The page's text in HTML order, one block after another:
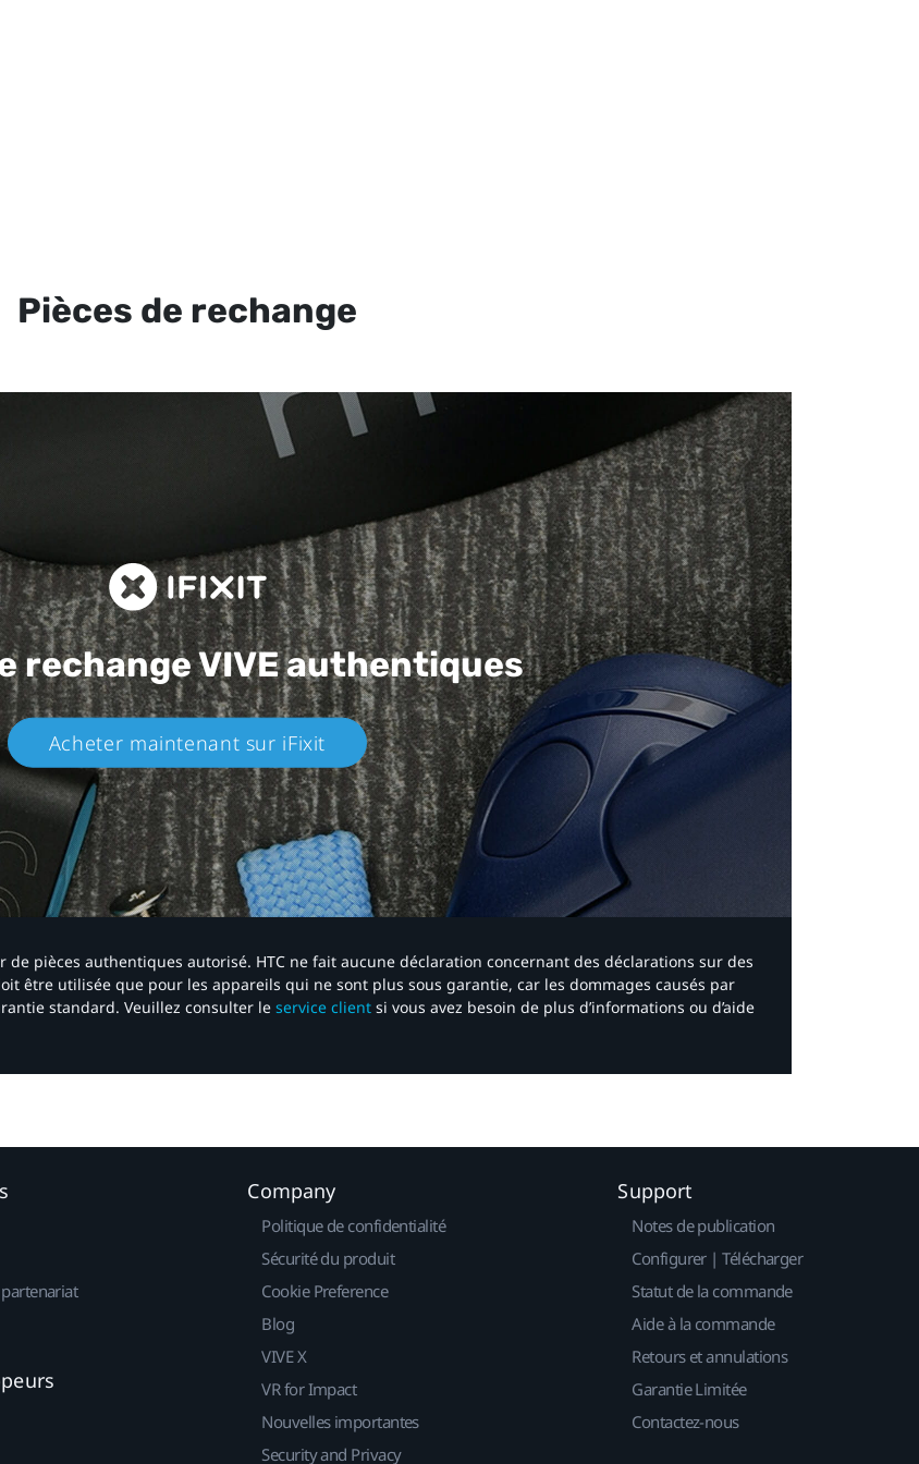
Pièces de rechange
rechangeVIVE authentiques​
Acheter maintenant sur iFixit​
pièces authentiques autorisé. HTC ne fait aucune déclaration concernant des déclarations sur des
être utilisée que pour les appareils qui ne sont plus sous garantie, car les dommages causés par
standard. Veuillez consulter le service client si vous avez besoin de plus d’informations ou d’aide
Company
Politique de confidentialité
Sécurité du produit
Cookie Preference
Blog
VIVE X
VR for Impact
Nouvelles importantes
Security and Privacy
Support
Notes de publication
Configurer | Télécharger
Statut de la commande
Aide à la commande
Retours et annulations
Garantie Limitée
Contactez-nous